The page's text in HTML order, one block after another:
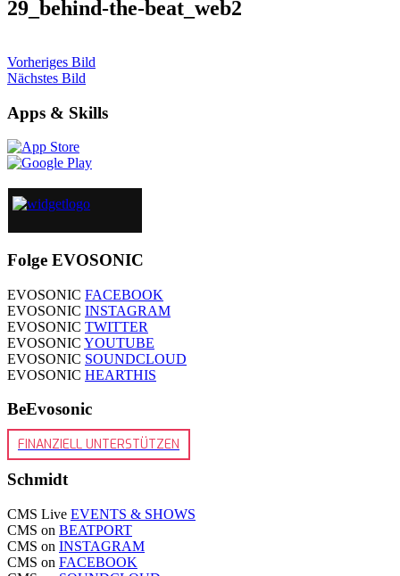
29_behind-the-beat_web2
Vorheriges Bild
Nächstes Bild
Apps & Skills
Folge EVOSONIC
EVOSONIC FACEBOOK
EVOSONIC INSTAGRAM
EVOSONIC TWITTER
EVOSONIC YOUTUBE
EVOSONIC SOUNDCLOUD
EVOSONIC HEARTHIS
BeEvosonic
FINANZIELL UNTERSTÜTZEN
Schmidt
CMS Live EVENTS & SHOWS
CMS on BEATPORT
CMS on INSTAGRAM
CMS on FACEBOOK